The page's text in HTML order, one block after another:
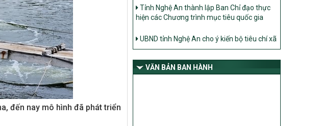
đến nay mô hình đã phát triển
hiện các Chương trình mục tiêu quốc gia
Nông thôn mới
Ban Thường vụ Tỉnh ủy Nghệ An ban hành
Chỉ thị về đẩy mạnh thực hiện Chương trình
mục tiêu quốc gia xây dựng nông thôn mới,
VĂN BẢN BAN HÀNH